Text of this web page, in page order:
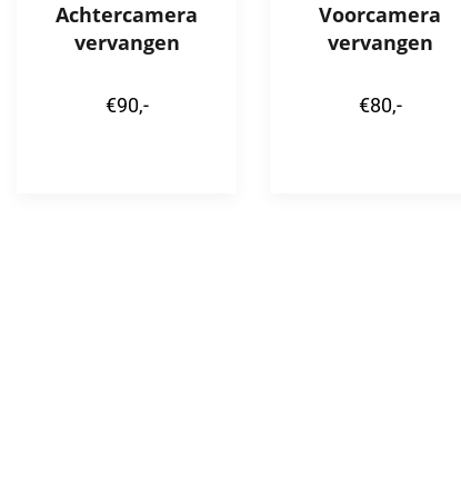
Achtercamera
vervangen
€90,-
Voorcamera
vervangen
€80,-